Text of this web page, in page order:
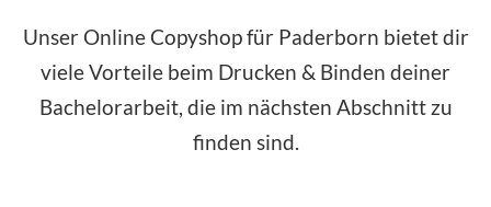
Unser Online Copyshop für Paderborn bietet dir
viele Vorteile beim Drucken & Binden deiner
Bachelorarbeit, die im nächsten Abschnitt zu
finden sind.